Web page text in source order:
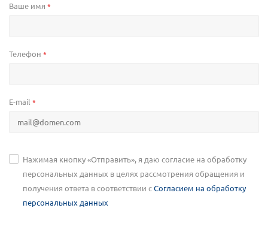
Ваше имя *
Телефон *
E-mail *
Нажимая кнопку «Отправить», я даю согласие на обработку
персональных данных в целях рассмотрения обращения и
получения ответа в соответствии сСогласием на обработку
персональных данных